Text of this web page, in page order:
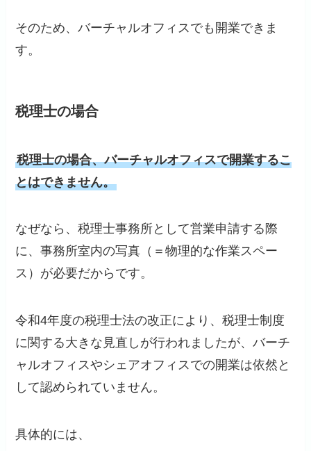
そのため、バーチャルオフィスでも開業できま
す。
税理士の場合
税理士の場合、バーチャルオフィスで開業するこ
とはできません。
なぜなら、税理士事務所として営業申請する際
に、事務所室内の写真（＝物理的な作業スペー
ス）が必要だからです。
令和4年度の税理士法の改正により、税理士制度
に関する大きな見直しが行われましたが、バーチ
ャルオフィスやシェアオフィスでの開業は依然と
して認められていません。
具体的には、